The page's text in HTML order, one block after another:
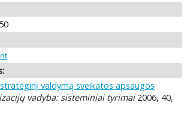
valdymą sveikatos apsaugos
vadyba: sisteminiai tyrimai2006, 40,